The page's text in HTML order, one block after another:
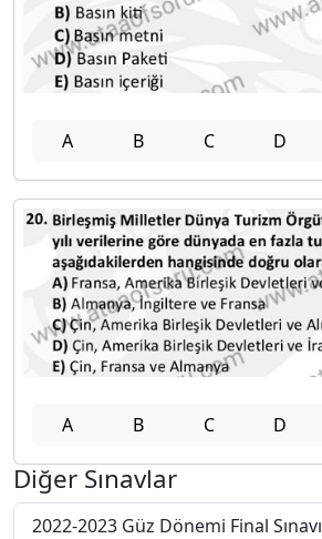
A B C D
A B C D
Diğer Sınavlar
2022-2023 Güz Dönemi Final Sınavı